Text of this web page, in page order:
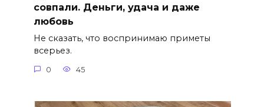
совпали. Деньги, удача и даже
любовь
Не сказать, что воспринимаю приметы
всерьез.
0 45